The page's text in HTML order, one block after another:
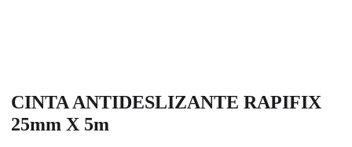
CINTA ANTIDESLIZANTE RAPIFIX
25mm X 5m